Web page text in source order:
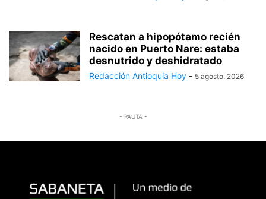
Rescatan a hipopótamo recién
nacido en Puerto Nare: estaba
desnutrido y deshidratado
Redacción Antioquia Hoy - 5 agosto, 2026
- PAUTA -